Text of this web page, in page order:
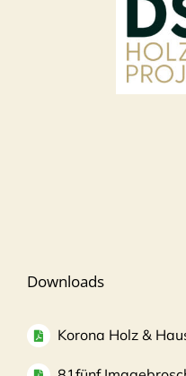
Downloads
Korona Holz &